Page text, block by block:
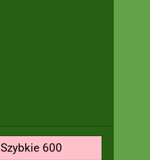
600